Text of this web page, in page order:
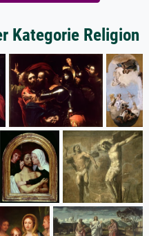
Kategorie Religion